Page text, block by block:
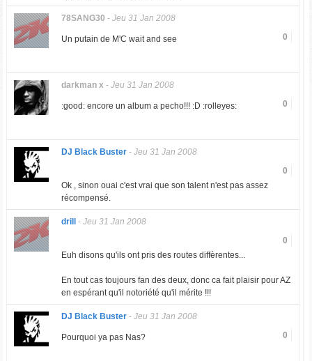
78SANG30 - Jeu 31 Jan 2008
0
Un putain de M'C wait and see
darkman x - Jeu 31 Jan 2008
0
:good: encore un album a pecho!!! :D :rolleyes:
DJ Black Buster- Jeu 31 Jan 2008
0
Ok , sinon ouai c'est vrai que son talent n'est pas assez
récompensé.
drill - Jeu 31 Jan 2008
0
Euh disons qu'ils ont pris des routes diffèrentes...
En tout cas toujours fan des deux, donc ca fait plaisir pour AZ
en espérant qu'il notoriété qu'il mérite !!!
DJ Black Buster- Jeu 31 Jan 2008
0
Pourquoi ya pas Nas?